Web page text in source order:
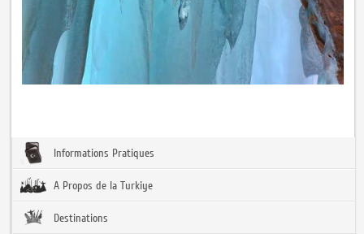
Informations Pratiques
A Propos de la Turkiye
Destinations